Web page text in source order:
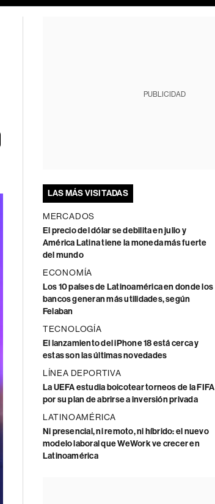
PUBLICIDAD
LAS MÁS VISITADAS
MERCADOS
El precio del dólar se debilita en julio y
América Latina tiene la moneda más fuerte
del mundo
ECONOMÍA
Los 10 países de Latinoamérica en donde los
bancos generan más utilidades, según
Felaban
TECNOLOGÍA
El lanzamiento del iPhone 18 está cerca y
estas son las últimas novedades
LÍNEA DEPORTIVA
La UEFA estudia boicotear torneos de la FIFA
por su plan de abrirse a inversión privada
LATINOAMÉRICA
Ni presencial, ni remoto, ni híbrido: el nuevo
modelo laboral que WeWork ve crecer en
Latinoamérica